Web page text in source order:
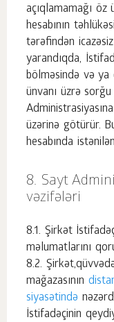
açıqlamamağı
hesabının
tərəfindən
yarandıqda,
bölməsində və ya
ünvanı üzrə
üzərinə götürür.
hesabında
Sayt
vəzifələri
Şirkət
məlumatlarını
mağazasının
siyasətində
İstifadəçinin